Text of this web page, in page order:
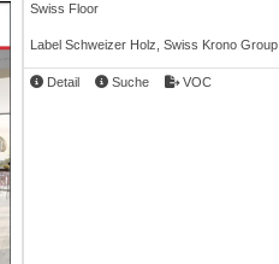
Swiss Floor
Label Schweizer Holz, Swiss Krono Group
Detail Suche VOC